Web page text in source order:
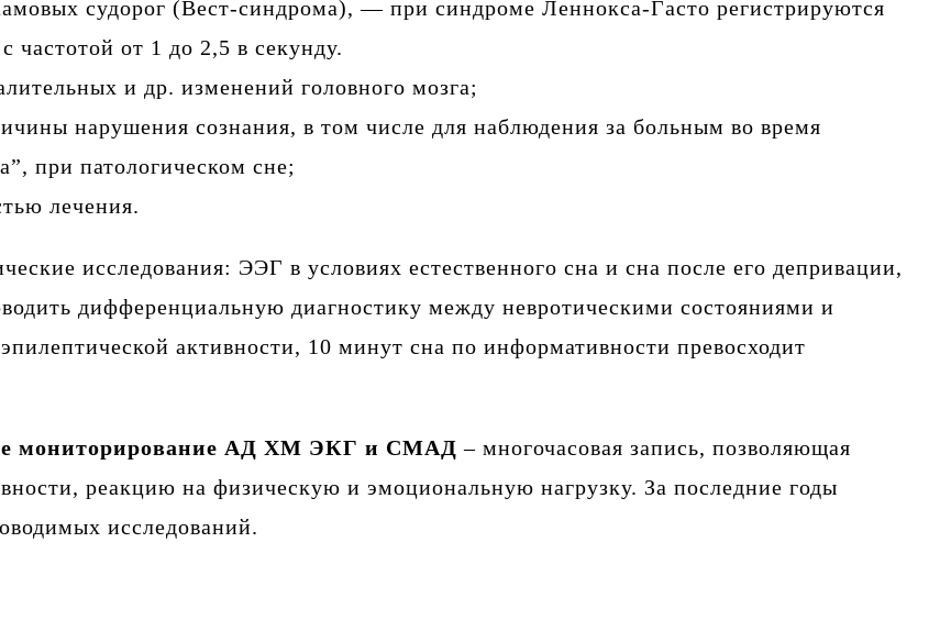
судорог (Вест-синдрома), — при синдроме Леннокса-Гасто регистрируются
частотой от 1 до 2,5 в секунду.
и др. изменений головного мозга;
нарушения сознания, в том числе для наблюдения за больным во время
при патологическом сне;
лечения.
исследования: ЭЭГ в условиях естественного сна и сна после его депривации,
дифференциальную диагностику между невротическими состояниями и
активности, 10 минут сна по информативности превосходит
мониторирование АД ХМ ЭКГ и СМАД – многочасовая запись, позволяющая
реакцию на физическую и эмоциональную нагрузку. За последние годы
исследований.